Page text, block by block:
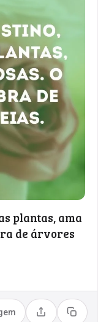
plantas, ama
de árvores
Compartilhar
Copiar